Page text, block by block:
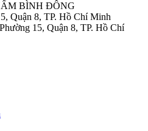
BÌNH ĐÔNG
Quận 8, TP. Hồ Chí Minh
15, Quận 8, TP. Hồ Chí